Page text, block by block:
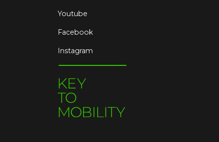
Youtube
Facebook
Instagram